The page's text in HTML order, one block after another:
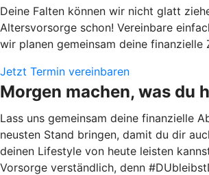
Deine Falten können wir nicht glatt
Altersvorsorge schon! Vereinbare
wir planen gemeinsam deine finanzielle
Jetzt Termin vereinbaren
Morgen machen, was du
Lass uns gemeinsam deine finanzielle
neusten Stand bringen, damit du dir
deinen Lifestyle von heute leisten
Vorsorge verständlich, denn